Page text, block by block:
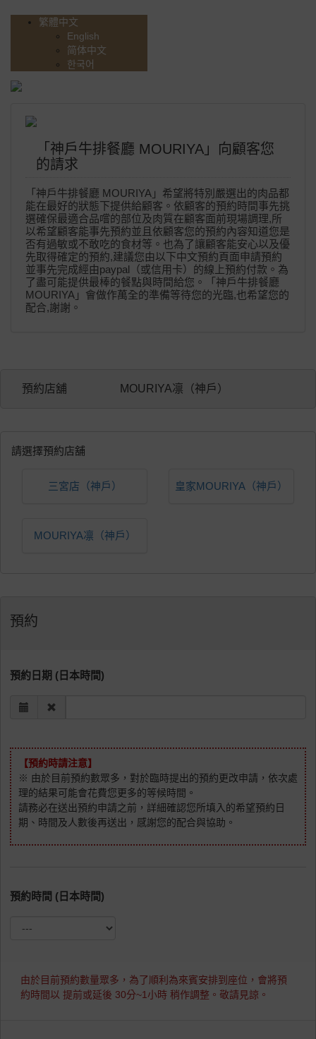
繁體中文
English
简体中文
한국어
「神戶牛排餐廳 MOURIYA」向顧客您
的請求
「神戶牛排餐廳 MOURIYA」希望將特別嚴選出的肉品都
能在最好的狀態下提供給顧客。依顧客的預約時間事先挑
選確保最適合品嚐的部位及肉質在顧客面前現場調理,所
以希望顧客能事先預約並且依顧客您的預約內容知道您是
否有過敏或不敢吃的食材等。也為了讓顧客能安心以及優
先取得確定的預約,建議您由以下中文預約頁面申請預約
並事先完成經由paypal（或信用卡）的線上預約付款。為
了盡可能提供最棒的餐點與時間給您。「神戶牛排餐廳
MOURIYA」會做作萬全的準備等待您的光臨,也希望您的
配合,謝謝。
預約店舖 MOURIYA凛（神戶）
請選擇預約店舖
三宮店（神戶） 皇家MOURIYA（神戶）
MOURIYA凛（神戶）
預約
預約日期 (日本時間)
【預約時請注意】
※ 由於目前預約數眾多，對於臨時提出的預約更改申請，依次處
理的結果可能會花費您更多的等候時間。
請務必在送出預約申請之前，詳細確認您所填入的希望預約日
期、時間及人數後再送出，感謝您的配合與協助。
預約時間 (日本時間)
由於目前預約數量眾多，為了順利為來賓安排到座位，會將預
約時間以 提前或延後 30分~1小時 稍作調整。敬請見諒。